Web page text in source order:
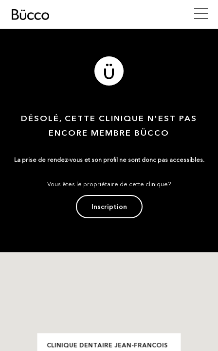
DÉSOLÉ, CETTE CLINIQUE N'EST PAS
ENCORE MEMBRE BÜCCO
La prise de rendez-vous et son profil ne sont donc pas accessibles.
Vous êtes le propriétaire de cette clinique?
Inscription
CLINIQUE DENTAIRE JEAN-FRANCOIS